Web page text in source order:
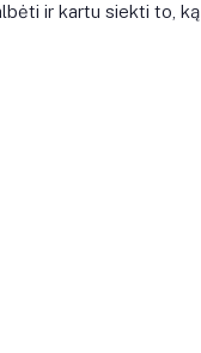
ir kartu siekti to, ką